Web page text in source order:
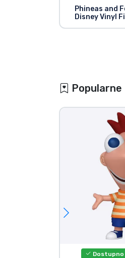
Phineas and
Disney Vinyl
Dostupno